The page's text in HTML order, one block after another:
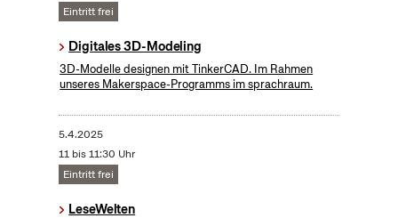
Eintritt frei
Digitales 3D-Modeling
3D-Modelle designen mit TinkerCAD. Im Rahmen
unseres Makerspace-Programms im sprachraum.
5.4.2025
11 bis 11:30 Uhr
Eintritt frei
LeseWelten